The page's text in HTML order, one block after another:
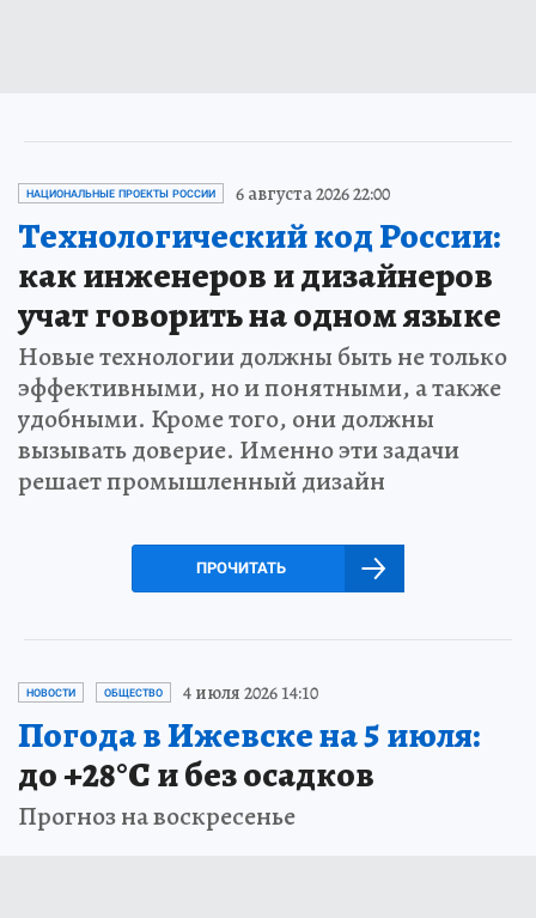
НАЦИОНАЛЬНЫЕ ПРОЕКТЫ РОССИИ 6 августа 2026 22:00
Технологический код России:
как инженеров и дизайнеров
учат говорить на одном языке
Новые технологии должны быть не только
эффективными, но и понятными, а также
удобными. Кроме того, они должны
вызывать доверие. Именно эти задачи
решает промышленный дизайн
ПРОЧИТАТЬ
НОВОСТИ ОБЩЕСТВО 4 июля 2026 14:10
Погода в Ижевске на 5 июля:
до +28°С и без осадков
Прогноз на воскресенье